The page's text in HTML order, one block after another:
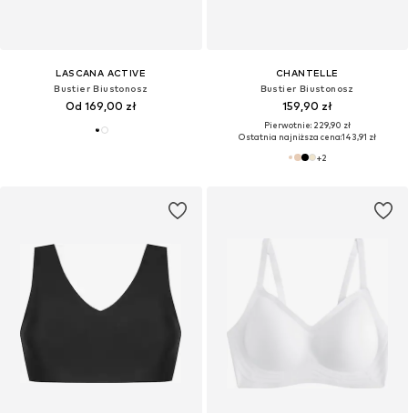
LASCANA ACTIVE
Bustier Biustonosz
Od 169,00 zł
CHANTELLE
Bustier Biustonosz
159,90 zł
Pierwotnie: 229,90 zł
Ostatnia najniższa cena:143,91 zł
+2